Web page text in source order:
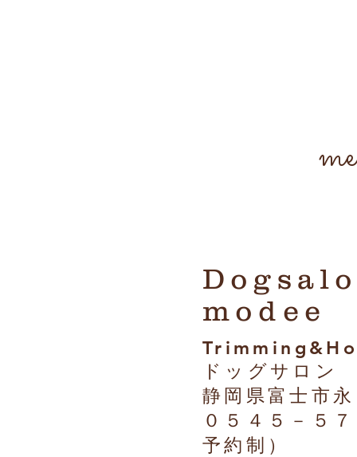
modee
ドッグサロン
静岡県富士市
０５４５－５
予約制）